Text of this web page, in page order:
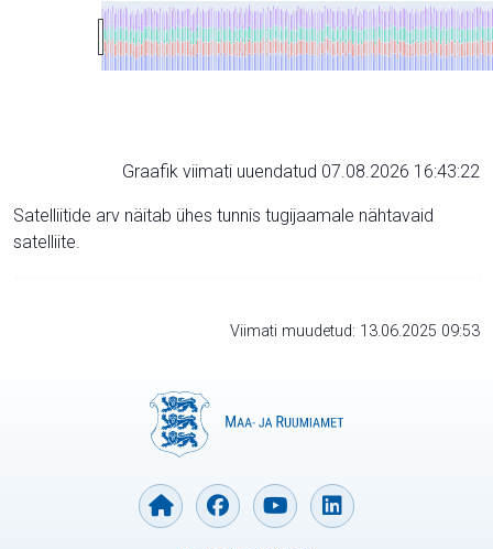
Graafik viimati uuendatud 07.08.2026 16:43:22
Satelliitide arv näitab ühes tunnis tugijaamale nähtavaid
satelliite.
Viimati muudetud: 13.06.2025 09:53